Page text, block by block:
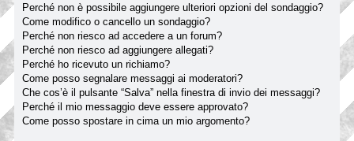
Perché non è possibile aggiungere ulteriori opzioni del sondaggio?
Come modifico o cancello un sondaggio?
Perché non riesco ad accedere a un forum?
Perché non riesco ad aggiungere allegati?
Perché ho ricevuto un richiamo?
Come posso segnalare messaggi ai moderatori?
Che cos’è il pulsante “Salva” nella finestra di invio dei messaggi?
Perché il mio messaggio deve essere approvato?
Come posso spostare in cima un mio argomento?